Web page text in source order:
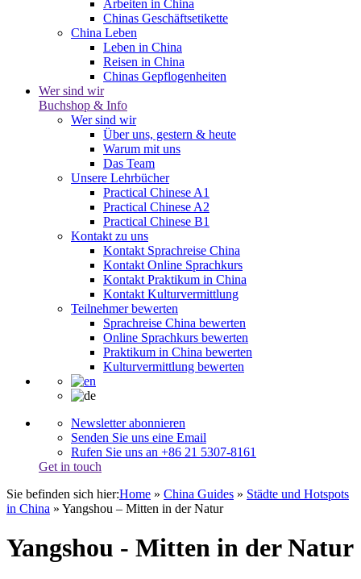
Arbeiten in China
Chinas Geschäftsetikette
China Leben
Leben in China
Reisen in China
Chinas Gepflogenheiten
Wer sind wir
Buchshop & Info
Wer sind wir
Über uns, gestern & heute
Warum mit uns
Das Team
Unsere Lehrbücher
Practical Chinese A1
Practical Chinese A2
Practical Chinese B1
Kontakt zu uns
Kontakt Sprachreise China
Kontakt Online Sprachkurs
Kontakt Praktikum in China
Kontakt Kulturvermittlung
Teilnehmer bewerten
Sprachreise China bewerten
Online Sprachkurs bewerten
Praktikum in China bewerten
Kulturvermittlung bewerten
Newsletter abonnieren
Senden Sie uns eine Email
Rufen Sie uns an +86 21 5307-8161
Get in touch
Sie befinden sich hier:Home » China Guides » Städte und Hotspots
in China » Yangshou – Mitten in der Natur
Yangshou - Mitten in der Natur